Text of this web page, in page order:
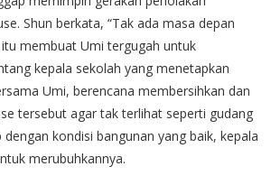
Shun berkata, “Tak ada masa depan
itu membuat Umi tergugah untuk
kepala sekolah yang menetapkan
Umi, berencana membersihkan dan
tersebut agar tak terlihat seperti gudang
kondisi bangunan yang baik, kepala
merubuhkannya.